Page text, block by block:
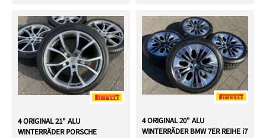
4 ORIGINAL 21" ALU
WINTERRÄDER PORSCHE
4 ORIGINAL 20" ALU
WINTERRÄDER BMW 7ER REIHE i7